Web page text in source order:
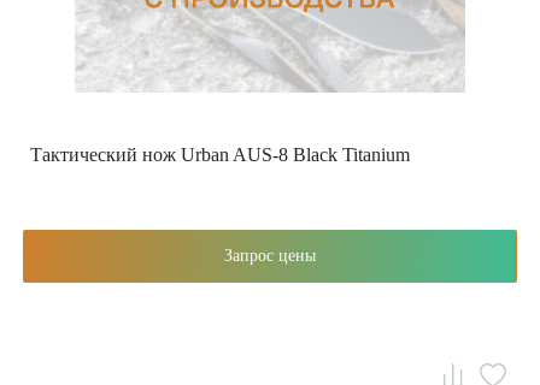
Тактический нож Urban AUS-8 Black Titanium
Запрос цены